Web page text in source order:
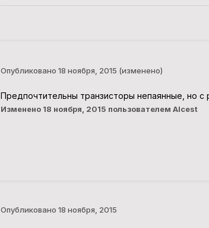
Опубликовано 18 ноября, 2015 (изменено)
Предпочтительны транзисторы непаянные, но
Изменено 18 ноября, 2015 пользователем Alcest
Опубликовано 18 ноября, 2015